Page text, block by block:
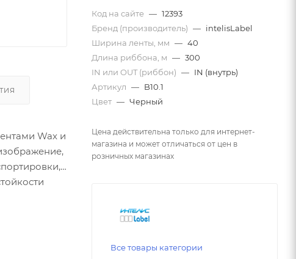
Wax и
Код на сайте — 12393
Бренд (производитель) — intelisLabel
Ширина ленты, мм — 40
Длина риббона, м — 300
IN или OUT (риббон) — IN (внутрь)
Артикул — B10.1
Цвет — Черный
Цена действительна только для интернет-
магазина и может отличаться от цен в
розничных магазинах
Все товары категории